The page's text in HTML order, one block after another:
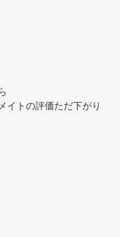
イトの評価ただ下がり